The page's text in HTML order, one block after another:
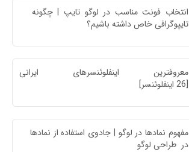
انتخاب فونت مناسب در لوگو تایپ | چگونه
تایپوگرافی خاص داشته باشیم؟
معروفترین اینفلوئنسرهای
[26 اینفلوئنسر]
مفهوم نمادها در لوگو | جادوی استفاده از نمادها
در  طراحی لوگو